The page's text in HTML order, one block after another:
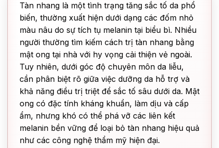
Tàn nhang là một tình trạng tăng sắc tố da phổ
biến, thường xuất hiện dưới dạng các đốm nhỏ
màu nâu do sự tích tụ melanin tại biểu bì. Nhiều
người thường tìm kiếm cách trị tàn nhang bằng
mật ong tại nhà với hy vọng cải thiện vẻ ngoài.
Tuy nhiên, dưới góc độ chuyên môn da liễu,
cần phân biệt rõ giữa việc dưỡng da hỗ trợ và
khả năng điều trị triệt để sắc tố sâu dưới da. Mật
ong có đặc tính kháng khuẩn, làm dịu và cấp
ẩm, nhưng khó có thể phá vỡ các liên kết
melanin bền vững để loại bỏ tàn nhang hiệu quả
như các công nghệ thẩm mỹ hiện đại.